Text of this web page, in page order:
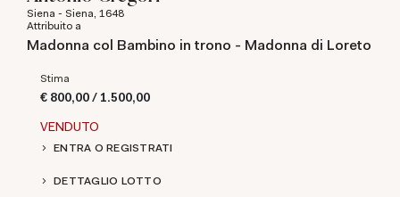
Siena - Siena, 1648
Attribuito a
Madonna col Bambino in trono - Madonna di Loreto
Stima
€ 800,00 / 1.500,00
VENDUTO
ENTRA O REGISTRATI
DETTAGLIO LOTTO